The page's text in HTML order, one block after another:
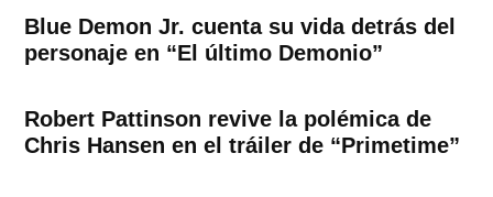
Blue Demon Jr. cuenta su vida detrás del
personaje en “El último Demonio”
Robert Pattinson revive la polémica de
Chris Hansen en el tráiler de “Primetime”